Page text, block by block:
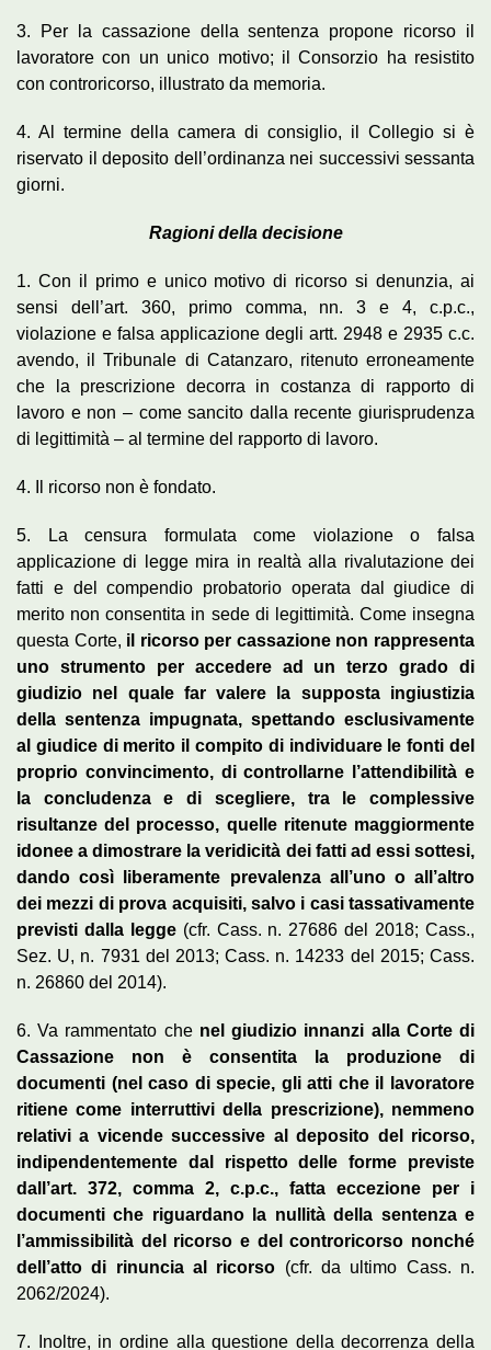
3. Per la cassazione della sentenza propone ricorso il
lavoratore con un unico motivo; il Consorzio ha resistito
con controricorso, illustrato da memoria.
4. Al termine della camera di consiglio, il Collegio si è
riservato il deposito dell’ordinanza nei successivi sessanta
giorni.
Ragioni della decisione
1. Con il primo e unico motivo di ricorso si denunzia, ai
sensi dell’art. 360, primo comma, nn. 3 e 4, c.p.c.,
violazione e falsa applicazione degli artt. 2948 e 2935 c.c.
avendo, il Tribunale di Catanzaro, ritenuto erroneamente
che la prescrizione decorra in costanza di rapporto di
lavoro e non – come sancito dalla recente giurisprudenza
di legittimità – al termine del rapporto di lavoro.
4. Il ricorso non è fondato.
5. La censura formulata come violazione o falsa
applicazione di legge mira in realtà alla rivalutazione dei
fatti e del compendio probatorio operata dal giudice di
merito non consentita in sede di legittimità. Come insegna
questa Corte, il ricorso per cassazione non rappresenta
uno strumento per accedere ad un terzo grado di
giudizio nel quale far valere la supposta ingiustizia
della sentenza impugnata, spettando esclusivamente
al giudice di merito il compito di individuare le fonti del
proprio convincimento, di controllarne l’attendibilità e
la concludenza e di scegliere, tra le complessive
risultanze del processo, quelle ritenute maggiormente
idonee a dimostrare la veridicità dei fatti ad essi sottesi,
dando così liberamente prevalenza all’uno o all’altro
dei mezzi di prova acquisiti, salvo i casi tassativamente
previsti dalla legge(cfr. Cass. n. 27686 del 2018; Cass.,
Sez. U, n. 7931 del 2013; Cass. n. 14233 del 2015; Cass.
n. 26860 del 2014).
6. Va rammentato che nel giudizio innanzi alla Corte di
Cassazione non è consentita la produzione di
documenti (nel caso di specie, gli atti che il lavoratore
ritiene come interruttivi della prescrizione), nemmeno
relativi a vicende successive al deposito del ricorso,
indipendentemente dal rispetto delle forme previste
dall’art. 372, comma 2, c.p.c., fatta eccezione per i
documenti che riguardano la nullità della sentenza e
l’ammissibilità del ricorso e del controricorso nonché
dell’atto di rinuncia al ricorso (cfr. da ultimo Cass. n.
2062/2024).
7. Inoltre, in ordine alla questione della decorrenza della